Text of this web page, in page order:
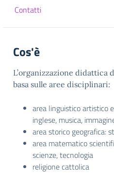
Contatti
Cos'è
L’organizzazione didattica
basa sulle aree disciplinari:
area linguistico artistico
inglese, musica,
area storico geografica:
area matematico
scienze, tecnologia
religione cattolica